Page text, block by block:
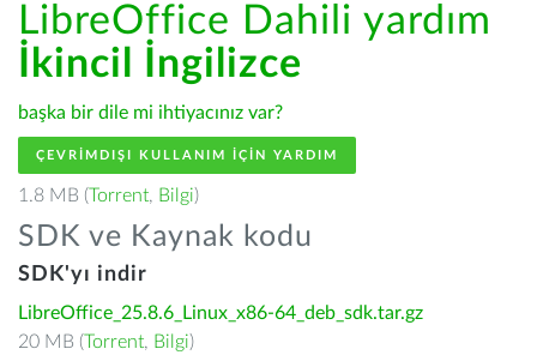
LibreOffice Dahili yardım
İkincil İngilizce
başka bir dile mi ihtiyacınız var?
ÇEVRIMDIŞI KULLANIM IÇIN YARDIM
1.8 MB (Torrent, Bilgi)
SDK ve Kaynak kodu
SDK'yı indir
LibreOffice_25.8.6_Linux_x86-64_deb_sdk.tar.gz
20 MB (Torrent, Bilgi)